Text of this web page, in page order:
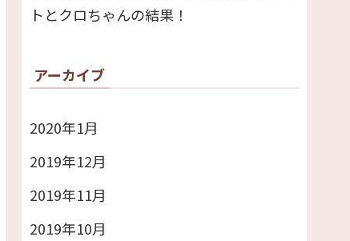
トとクロちゃんの結果！
アーカイブ
2020年1月
2019年12月
2019年11月
2019年10月